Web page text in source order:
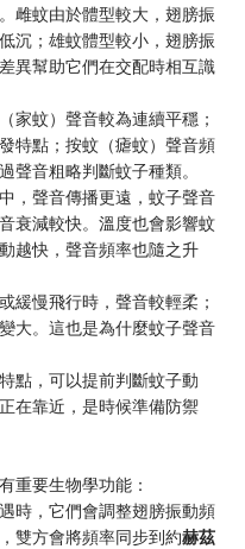
雌蚊由於體型較大，翅膀振
沉；雄蚊體型較小，翅膀振
異幫助它們在交配時相互識
家蚊）聲音較為連續平穩；
特點；按蚊（瘧蚊）聲音頻
聲音粗略判斷蚊子種類。
，聲音傳播更遠，蚊子聲音
衰減較快。溫度也會影響蚊
越快，聲音頻率也隨之升
緩慢飛行時，聲音較輕柔；
大。這也是為什麼蚊子聲音
點，可以提前判斷蚊子動
在靠近，是時候準備防禦
重要生物學功能：
時，它們會調整翅膀振動頻
雙方會將頻率同步到約​​赫茲​